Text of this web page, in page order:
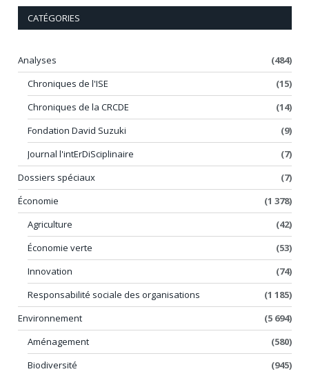
CATÉGORIES
Analyses
(484)
Chroniques de l'ISE
(15)
Chroniques de la CRCDE
(14)
Fondation David Suzuki
(9)
Journal l'intErDiSciplinaire
(7)
Dossiers spéciaux
(7)
Économie
(1 378)
Agriculture
(42)
Économie verte
(53)
Innovation
(74)
Responsabilité sociale des organisations
(1 185)
Environnement
(5 694)
Aménagement
(580)
Biodiversité
(945)